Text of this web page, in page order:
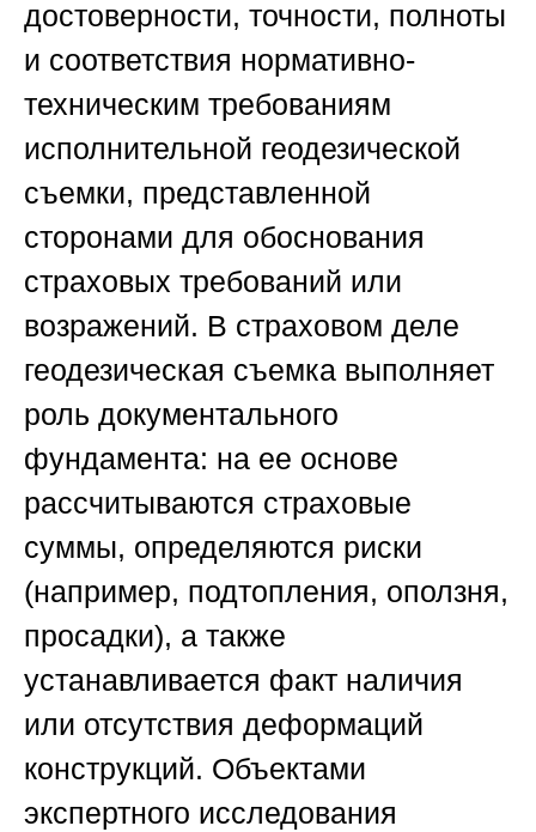
достоверности, точности, полноты
и соответствия нормативно-
техническим требованиям
исполнительной геодезической
съемки, представленной
сторонами для обоснования
страховых требований или
возражений. В страховом деле
геодезическая съемка выполняет
роль документального
фундамента: на ее основе
рассчитываются страховые
суммы, определяются риски
(например, подтопления, оползня,
просадки), а также
устанавливается факт наличия
или отсутствия деформаций
конструкций. Объектами
экспертного исследования